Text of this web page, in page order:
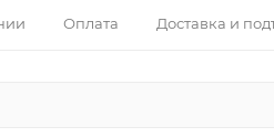
Оплата Доставка и